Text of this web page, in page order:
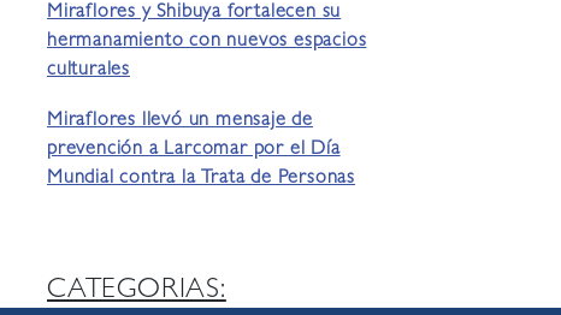
Miraflores y Shibuya fortalecen su
hermanamiento con nuevos espacios
culturales
Miraflores llevó un mensaje de
prevención a Larcomar por el Día
Mundial contra la Trata de Personas
CATEGORIAS: